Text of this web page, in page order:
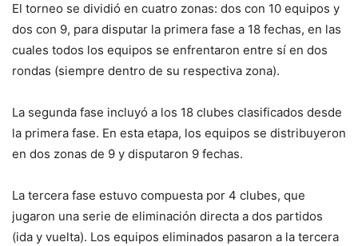
El torneo se dividió en cuatro zonas: dos con 10 equipos y
dos con 9, para disputar la primera fase a 18 fechas, en las
cuales todos los equipos se enfrentaron entre sí en dos
rondas (siempre dentro de su respectiva zona).
La segunda fase incluyó a los 18 clubes clasificados desde
la primera fase. En esta etapa, los equipos se distribuyeron
en dos zonas de 9 y disputaron 9 fechas.
La tercera fase estuvo compuesta por 4 clubes, que
jugaron una serie de eliminación directa a dos partidos
(ida y vuelta). Los equipos eliminados pasaron a la tercera